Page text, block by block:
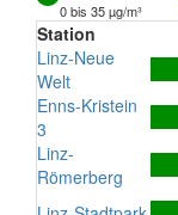
0 bis 35 µg/m³
Station
Linz-Neue
Welt
Enns-Kristein
3
Linz-
Römerberg